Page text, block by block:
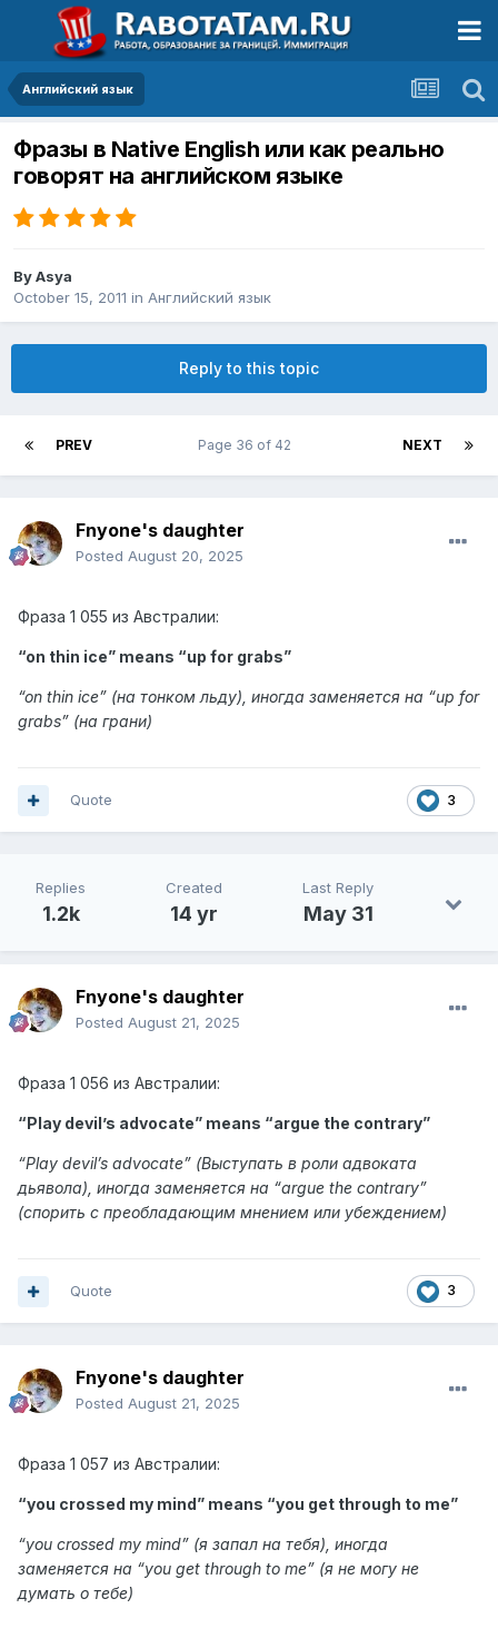
Английский язык
Фразы в Native English или как реально
говорят на английском языке
ByAsya
October 15, 2011 in Английский язык
Reply to this topic
PREV NEXT
Page 36 of 42
Fnyone's daughter
Posted August 20, 2025
Фраза 1 055 из Австралии:
“on thin ice” means “up for grabs”
“on thin ice” (на тонком льду), иногда заменяется на “up for
grabs” (на грани)
3
Quote
Replies
1.2k
Created
14 yr
Last Reply
May 31
Fnyone's daughter
Posted August 21, 2025
Фраза 1 056 из Австралии:
“Play devil’s advocate” means “argue the contrary”
“Play devil’s advocate” (Выступать в роли адвоката
дьявола), иногда заменяется на “argue the contrary”
(спорить с преобладающим мнением или убеждением)
3
Quote
Fnyone's daughter
Posted August 21, 2025
Фраза 1 057 из Австралии:
“you crossed my mind” means “you get through to me”
“you crossed my mind” (я запал на тебя), иногда
заменяется на “you get through to me” (я не могу не
думать о тебе)